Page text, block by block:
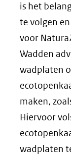
is het
te volgen
voor
Wadden
wadplaten
maken,
Hiervoor
wadplaten